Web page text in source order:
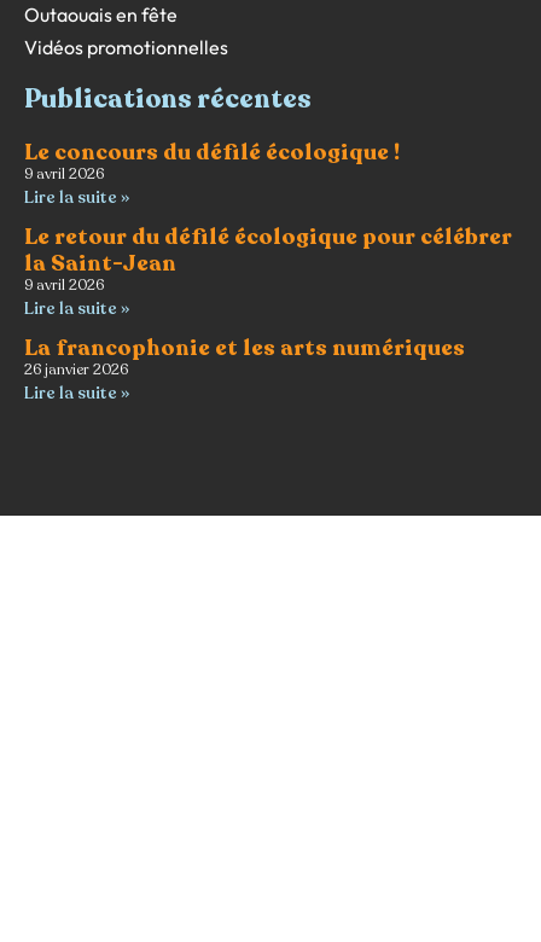
Outaouais en fête
Vidéos promotionnelles
Publications récentes
Le concours du défilé écologique !
9 avril 2026
Lire la suite »
Le retour du défilé écologique pour célébrer
la Saint-Jean
9 avril 2026
Lire la suite »
La francophonie et les arts numériques
26 janvier 2026
Lire la suite »